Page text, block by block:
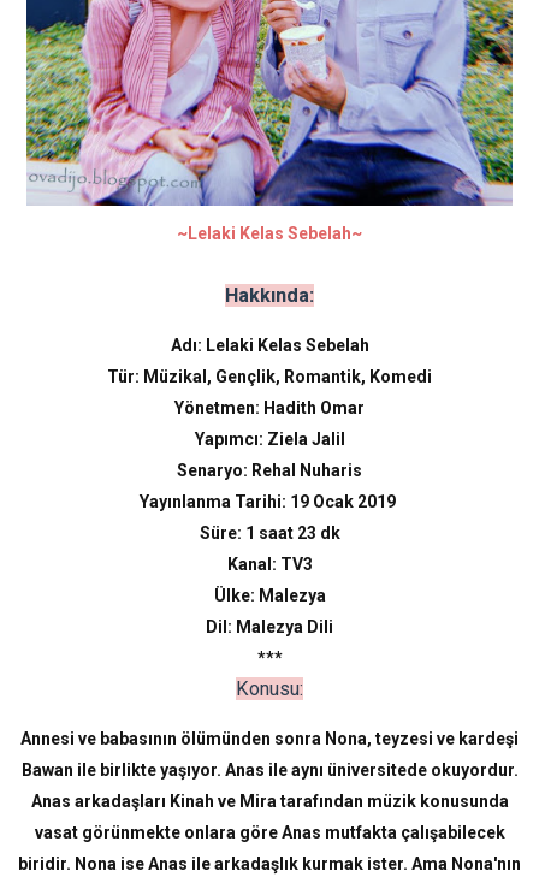
~Lelaki Kelas Sebelah~
Hakkında:
Adı: Lelaki Kelas Sebelah
Tür: Müzikal, Gençlik, Romantik, Komedi
Yönetmen: Hadith Omar
Yapımcı: Ziela Jalil
Senaryo: Rehal Nuharis
Yayınlanma Tarihi: 19 Ocak 2019
Süre: 1 saat 23 dk
Kanal: TV3
Ülke: Malezya
Dil: Malezya Dili
***
Konusu:
Annesi ve babasının ölümünden sonra Nona, teyzesi ve kardeşi
Bawan ile birlikte yaşıyor. Anas ile aynı üniversitede okuyordur.
Anas arkadaşları Kinah ve Mira tarafından müzik konusunda
vasat görünmekte onlara göre Anas mutfakta çalışabilecek
biridir. Nona ise Anas ile arkadaşlık kurmak ister. Ama Nona'nın